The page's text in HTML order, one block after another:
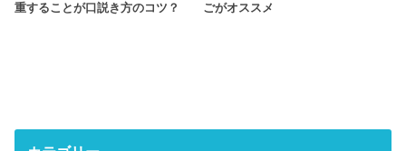
重することが口説き方のコツ？
ごがオススメ